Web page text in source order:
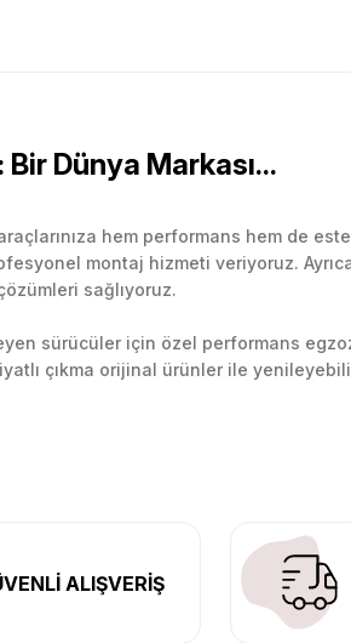
Dünya Markası...
hem performans hem de
montaj hizmeti veriyoruz.
sağlıyoruz.
sürücüler için özel performans
çıkma orijinal ürünler ile
dayanıklı ve uzun ömürlüdür.
ALIŞVERİŞ